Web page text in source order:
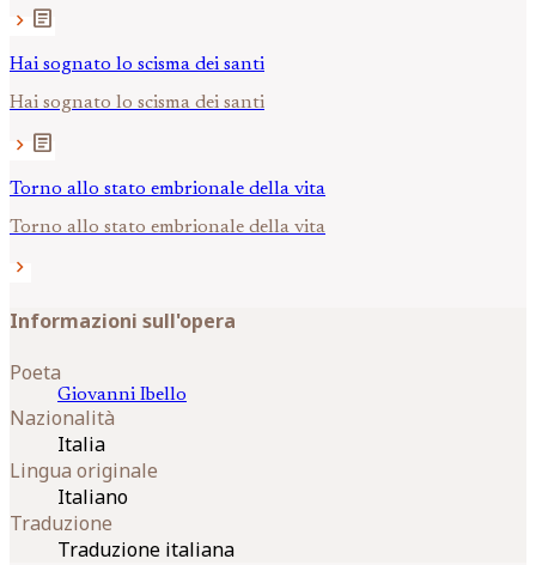
chevron_right article
Hai sognato lo scisma dei santi
Hai sognato lo scisma dei santi
chevron_right article
Torno allo stato embrionale della vita
Torno allo stato embrionale della vita
chevron_right
Informazioni sull'opera
Poeta
Giovanni Ibello
Nazionalità
Italia
Lingua originale
Italiano
Traduzione
Traduzione italiana